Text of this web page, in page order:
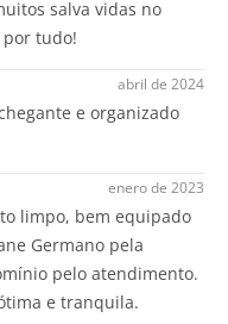
salva vidas no
por tudo!
abril de 2024
e organizado
enero de 2023
limpo, bem equipado
Germano pela
pelo atendimento.
e tranquila.